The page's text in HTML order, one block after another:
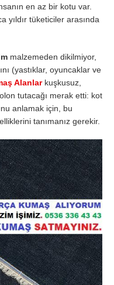
en az bir kotu var.
yıldır tüketiciler arasında
malzemeden dikilmiyor,
(yastıklar, oyuncaklar ve
Alanlarkuşkusuz,
tutacağı merak etti: kot
anlamak için, bu
tanımanız gerekir.